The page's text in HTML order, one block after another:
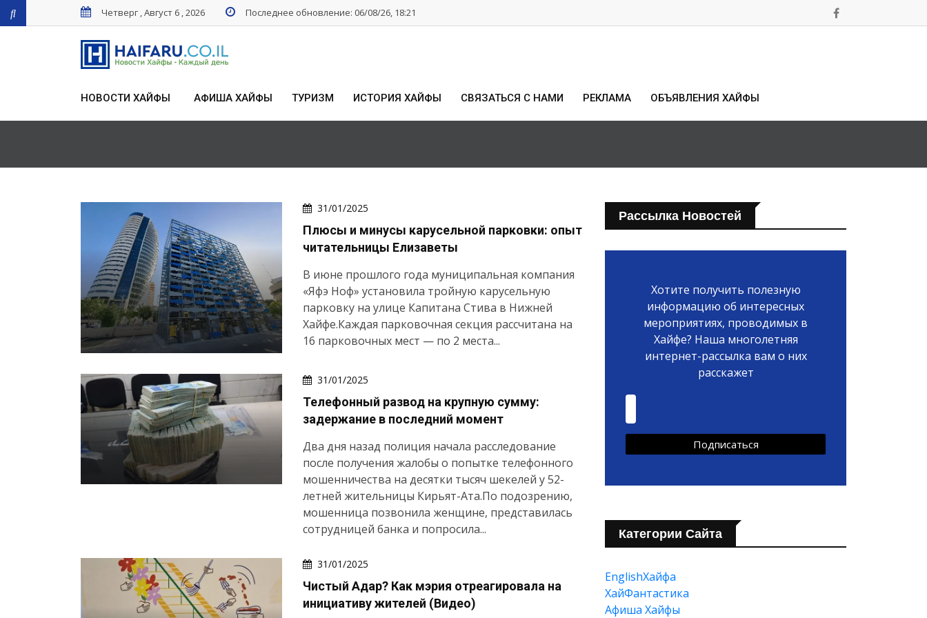
Четверг , Август 6 , 2026 Последнее обновление: 06/08/26, 18:21
НОВОСТИ ХАЙФЫ АФИША ХАЙФЫ ТУРИЗМ ИСТОРИЯ ХАЙФЫ СВЯЗАТЬСЯ С НАМИ РЕКЛАМА ОБЪЯВЛЕНИЯ ХАЙФЫ
31/01/2025
Плюсы и минусы карусельной парковки: опыт
читательницы Елизаветы
В июне прошлого года муниципальная компания
«Яфэ Ноф» установила тройную карусельную
парковку на улице Капитана Стива в Нижней
Хайфе.Каждая парковочная секция рассчитана на
16 парковочных мест — по 2 места...
31/01/2025
Телефонный развод на крупную сумму:
задержание в последний момент
Два дня назад полиция начала расследование
после получения жалобы о попытке телефонного
мошенничества на десятки тысяч шекелей у 52-
летней жительницы Кирьят-Ата.По подозрению,
мошенница позвонила женщине, представилась
сотрудницей банка и попросила...
31/01/2025
Чистый Адар? Как мэрия отреагировала на
инициативу жителей (Видео)
Рассылка Новостей
Хотите получить полезную
информацию об интересных
мероприятиях, проводимых в
Хайфе? Наша многолетняя
интернет-рассылка вам о них
расскажет
Категории Сайта
EnglishХайфа
XайФантастика
Афиша Хайфы